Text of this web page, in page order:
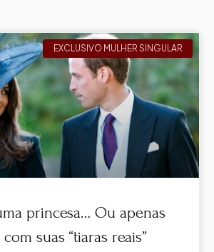
EXCLUSIVO MULHER SINGULAR
princesa… Ou apenas
suas “tiaras reais”